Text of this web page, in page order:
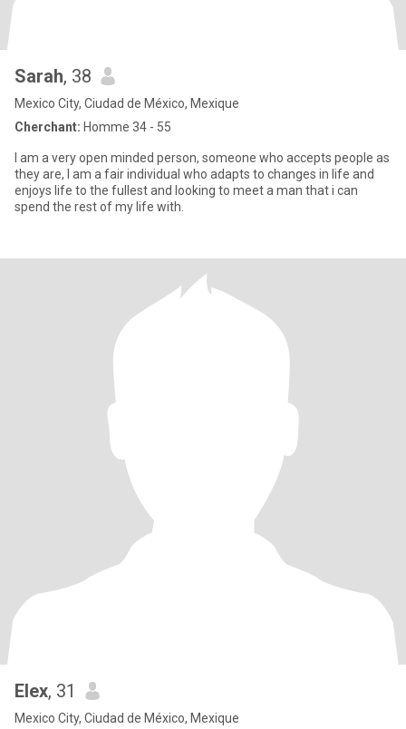
Sarah, 38
Mexico City, Ciudad de México, Mexique
Cherchant: Homme 34 - 55
I am a very open minded person, someone who accepts people as
they are, I am a fair individual who adapts to changes in life and
enjoys life to the fullest and looking to meet a man that i can
spend the rest of my life with.
Elex, 31
Mexico City, Ciudad de México, Mexique